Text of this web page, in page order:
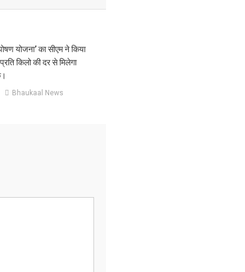
योजना’ का सीएम ने किया
किलो की दर से मिलेगा
Bhaukaal News